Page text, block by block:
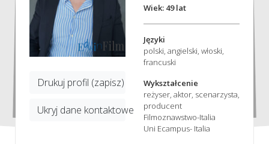
Drukuj profil (zapisz)
Ukryj dane kontaktowe
Wiek: 49 lat
Języki
polski, angielski, włoski,
francuski
Wykształcenie
reżyser, aktor, scenarzysta,
producent
Filmoznawstwo-Italia
Uni Ecampus- Italia